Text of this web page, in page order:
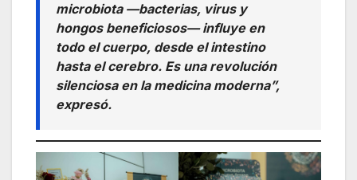
microbiota —bacterias, virus y
hongos beneficiosos— influye en
todo el cuerpo, desde el intestino
hasta el cerebro. Es una revolución
silenciosa en la medicina moderna”,
expresó.